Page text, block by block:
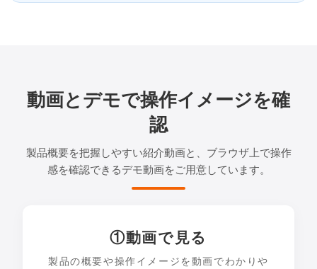
動画とデモで操作イメージを確
認
製品概要を把握しやすい紹介動画と、ブラウザ上で操作
感を確認できるデモ動画をご用意しています。
①動画で見る
製品の概要や操作イメージを動画でわかりや